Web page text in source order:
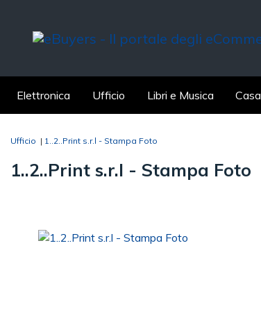
Elettronica Ufficio Libri e Musica Casa
Ufficio | 1..2..Print s.r.l - Stampa Foto
1..2..Print s.r.l - Stampa Foto